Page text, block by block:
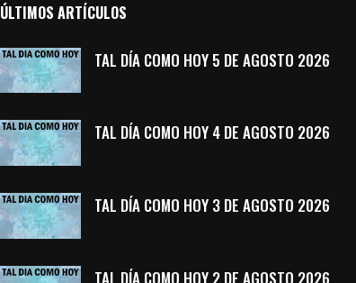
ÚLTIMOS ARTÍCULOS
TAL DÍA COMO HOY 5 DE AGOSTO 2026
TAL DÍA COMO HOY 4 DE AGOSTO 2026
TAL DÍA COMO HOY 3 DE AGOSTO 2026
TAL DÍA COMO HOY 2 DE AGOSTO 2026